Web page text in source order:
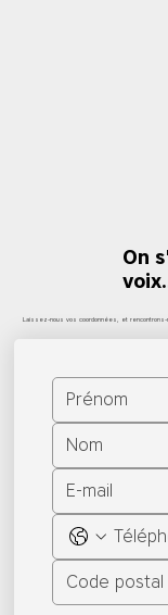
Laissez-nous vos coordonnées, et rencontrons-
On